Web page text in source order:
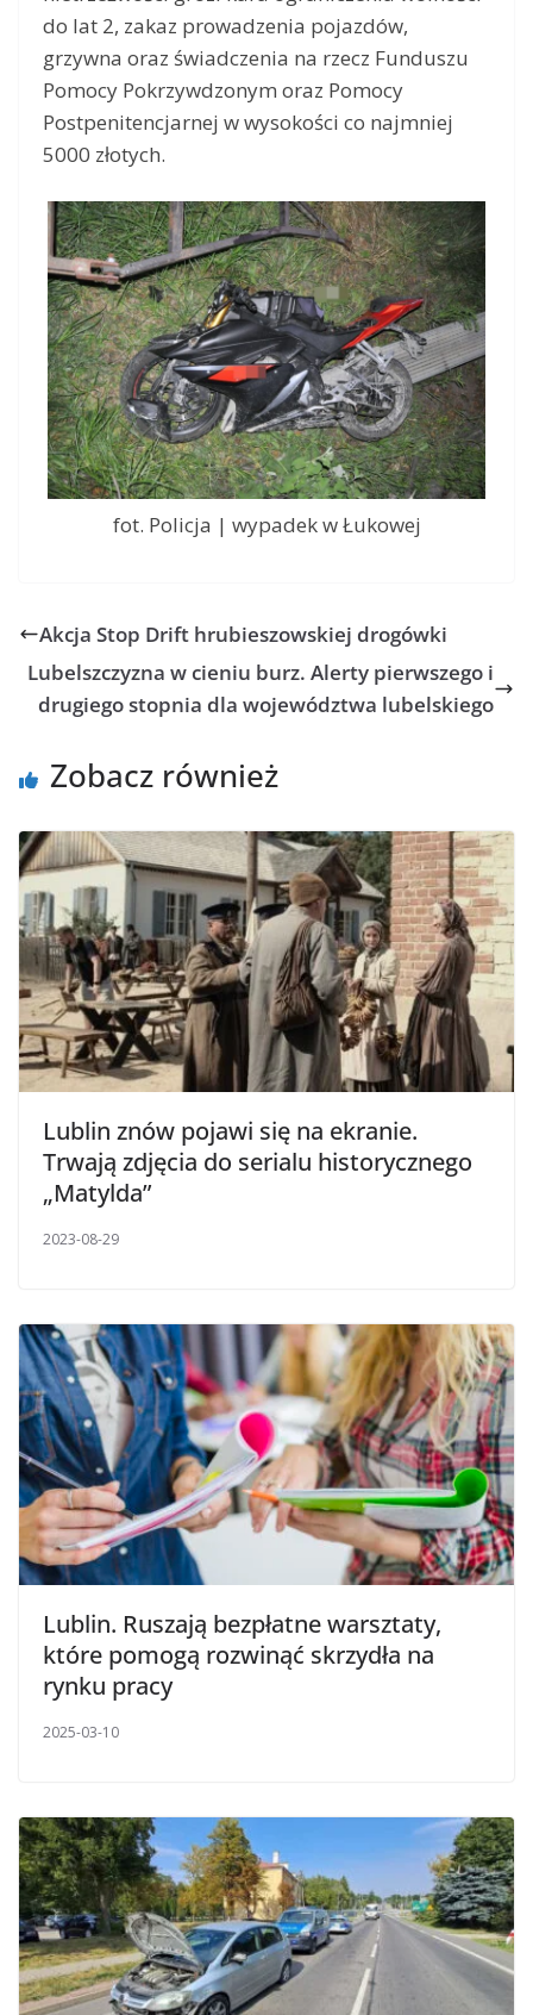
do lat 2, zakaz prowadzenia pojazdów,
grzywna oraz świadczenia na rzecz Funduszu
Pomocy Pokrzywdzonym oraz Pomocy
Postpenitencjarnej w wysokości co najmniej
5000 złotych.
fot. Policja | wypadek w Łukowej
Akcja Stop Drift hrubieszowskiej drogówki
Lubelszczyzna w cieniu burz. Alerty pierwszego i
drugiego stopnia dla województwa lubelskiego
Zobacz również
Lublin znów pojawi się na ekranie.
Trwają zdjęcia do serialu historycznego
„Matylda”
2023-08-29
Lublin. Ruszają bezpłatne warsztaty,
które pomogą rozwinąć skrzydła na
rynku pracy
2025-03-10